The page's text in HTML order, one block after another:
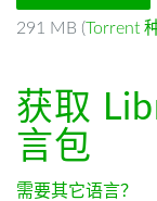
291 MB (Torrent
获取
言包
需要其它语言？